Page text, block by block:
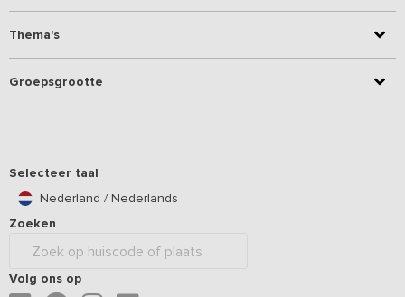
Thema's
Groepsgrootte
Selecteer taal
Nederland / Nederlands
Zoeken
Volg ons op